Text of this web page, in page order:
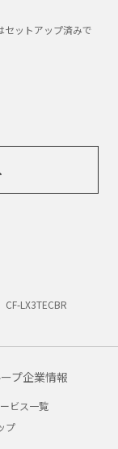
セットアップ済みで
CF-LX3TECBR
プ企業情報
ビス一覧
プ